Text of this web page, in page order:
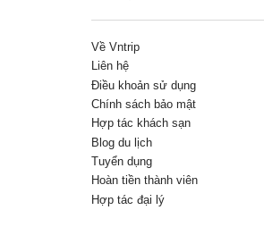
Về Vntrip
Liên hệ
Điều khoản sử dụng
Chính sách bảo mật
Hợp tác khách sạn
Blog du lịch
Tuyển dụng
Hoàn tiền thành viên
Hợp tác đại lý